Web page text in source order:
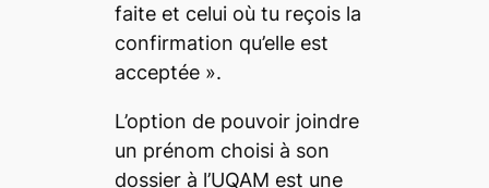
faite et celui où tu reçois la
confirmation qu’elle est
acceptée ».
L’option de pouvoir joindre
un prénom choisi à son
dossier à l’UQAM est une